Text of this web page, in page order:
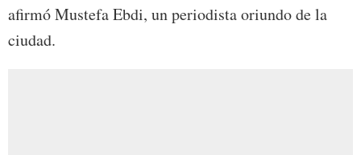
afirmó Mustefa Ebdi, un periodista oriundo de la
ciudad.